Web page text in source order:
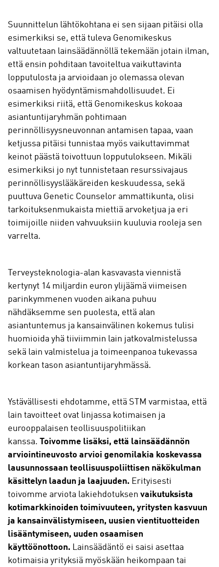
Suunnittelun lähtökohtana ei sen sijaan pitäisi olla
esimerkiksi se, että tuleva Genomikeskus
valtuutetaan lainsäädännöllä tekemään jotain ilman,
että ensin pohditaan tavoiteltua vaikuttavinta
lopputulosta ja arvioidaan jo olemassa olevan
osaamisen hyödyntämismahdollisuudet. Ei
esimerkiksi riitä, että Genomikeskus kokoaa
asiantuntijaryhmän pohtimaan
perinnöllisyysneuvonnan antamisen tapaa, vaan
ketjussa pitäisi tunnistaa myös vaikuttavimmat
keinot päästä toivottuun lopputulokseen. Mikäli
esimerkiksi jo nyt tunnistetaan resurssivajaus
perinnöllisyyslääkäreiden keskuudessa, sekä
puuttuva Genetic Counselor ammattikunta, olisi
tarkoituksenmukaista miettiä arvoketjua ja eri
toimijoille niiden vahvuuksiin kuuluvia rooleja sen
varrelta.
Terveysteknologia-alan kasvavasta viennistä
kertynyt 14 miljardin euron ylijäämä viimeisen
parinkymmenen vuoden aikana puhuu
nähdäksemme sen puolesta, että alan
asiantuntemus ja kansainvälinen kokemus tulisi
huomioida yhä tiiviimmin lain jatkovalmistelussa
sekä lain valmistelua ja toimeenpanoa tukevassa
korkean tason asiantuntijaryhmässä.
Ystävällisesti ehdotamme, että STM varmistaa, että
lain tavoitteet ovat linjassa kotimaisen ja
eurooppalaisen teollisuuspolitiikan
kanssa. Toivomme lisäksi, että lainsäädännön
arviointineuvosto arvioi genomilakia koskevassa
lausunnossaan teollisuuspoliittisen näkökulman
käsittelyn laadun ja laajuuden. Erityisesti
toivomme arviota lakiehdotuksen vaikutuksista
kotimarkkinoiden toimivuuteen, yritysten kasvuun
ja kansainvälistymiseen, uusien vientituotteiden
lisääntymiseen, uuden osaamisen
käyttöönottoon. Lainsäädäntö ei saisi asettaa
kotimaisia yrityksiä myöskään heikompaan tai